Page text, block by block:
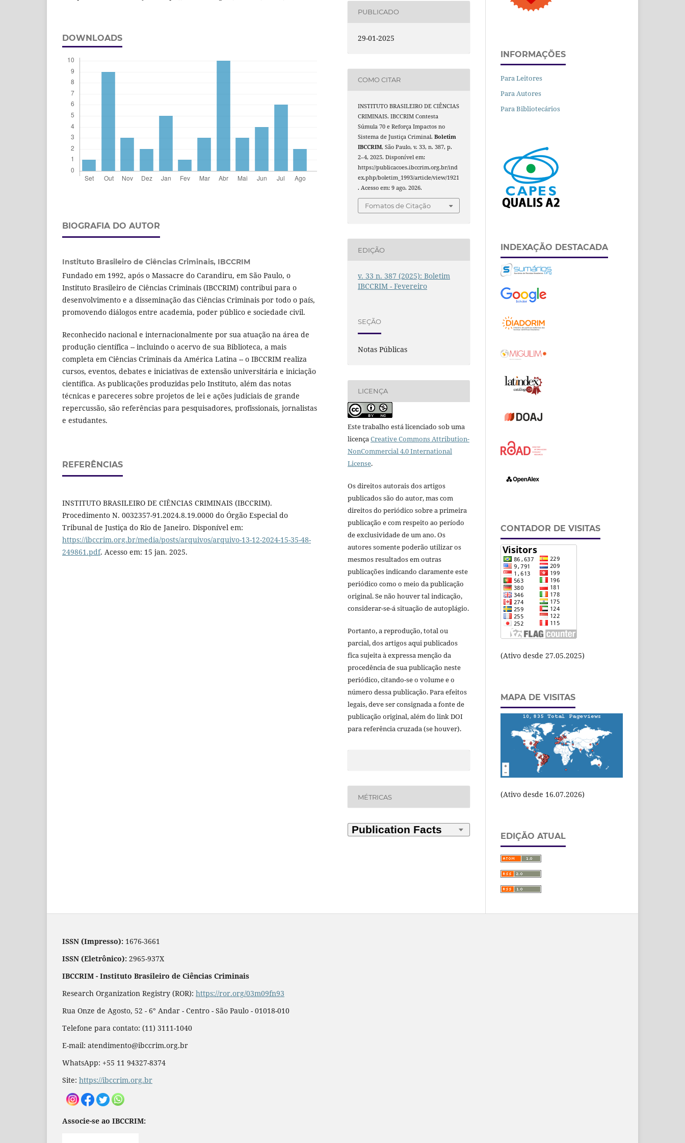
DOWNLOADS
BIOGRAFIA DO AUTOR
Instituto Brasileiro de Ciências Criminais, IBCCRIM
Fundado em 1992, após o Massacre do Carandiru, em São Paulo, o
Instituto Brasileiro de Ciências Criminais (IBCCRIM) contribui para o
desenvolvimento e a disseminação das Ciências Criminais por todo o país,
promovendo diálogos entre academia, poder público e sociedade civil.
Reconhecido nacional e internacionalmente por sua atuação na área de
produção científica -- incluindo o acervo de sua Biblioteca, a mais
completa em Ciências Criminais da América Latina -- o IBCCRIM realiza
cursos, eventos, debates e iniciativas de extensão universitária e iniciação
científica. As publicações produzidas pelo Instituto, além das notas
técnicas e pareceres sobre projetos de lei e ações judiciais de grande
repercussão, são referências para pesquisadores, profissionais, jornalistas
e estudantes.
REFERÊNCIAS
INSTITUTO BRASILEIRO DE CIÊNCIAS CRIMINAIS (IBCCRIM).
Procedimento N. 0032357-91.2024.8.19.0000 do Órgão Especial do
Tribunal de Justiça do Rio de Janeiro. Disponível em:
https://ibccrim.org.br/media/posts/arquivos/arquivo-13-12-2024-15-35-48-
249861.pdf. Acesso em: 15 jan. 2025.
PUBLICADO
29-01-2025
COMO CITAR
INSTITUTO BRASILEIRO DE CIÊNCIAS
CRIMINAIS. IBCCRIM Contesta
Súmula 70 e Reforça Impactos no
Sistema de Justiça Criminal.Boletim
IBCCRIM, São Paulo, v. 33, n. 387, p.
2–4, 2025. Disponível em:
https://publicacoes.ibccrim.org.br/ind
ex.php/boletim_1993/article/view/1921
. Acesso em: 9 ago. 2026.
Fomatos de Citação
EDIÇÃO
v. 33 n. 387 (2025): Boletim
IBCCRIM - Fevereiro
SEÇÃO
Notas Públicas
LICENÇA
Este trabalho está licenciado sob uma
licençaCreative Commons Attribution-
NonCommercial 4.0 International
License.
Os direitos autorais dos artigos
publicados são do autor, mas com
direitos do periódico sobre a primeira
publicação e com respeito ao período
de exclusividade de um ano. Os
autores somente poderão utilizar os
mesmos resultados em outras
publicações indicando claramente este
periódico como o meio da publicação
original. Se não houver tal indicação,
considerar-se-á situação de autoplágio.
Portanto, a reprodução, total ou
parcial, dos artigos aqui publicados
fica sujeita à expressa menção da
procedência de sua publicação neste
periódico, citando-se o volume e o
número dessa publicação. Para efeitos
legais, deve ser consignada a fonte de
publicação original, além do link DOI
para referência cruzada (se houver).
MÉTRICAS
INFORMAÇÕES
Para Leitores
Para Autores
Para Bibliotecários
INDEXAÇÃO DESTACADA
CONTADOR DE VISITAS
(Ativo desde 27.05.2025)
MAPA DE VISITAS
(Ativo desde 16.07.2026)
EDIÇÃO ATUAL
ISSN (Impresso): 1676-3661
ISSN (Eletrônico): 2965-937X
IBCCRIM - Instituto Brasileiro de Ciências Criminais
Research Organization Registry (ROR): https://ror.org/03m09fn93
Rua Onze de Agosto, 52 - 6° Andar - Centro - São Paulo - 01018-010
Telefone para contato: (11) 3111-1040
E-mail: atendimento@ibccrim.org.br
WhatsApp: +55 11 94327-8374
Site: https://ibccrim.org.br
Associe-se ao IBCCRIM: